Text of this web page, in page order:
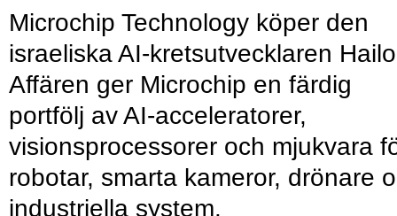
Microchip Technology köper den
israeliska AI-kretsutvecklaren
Affären ger Microchip en färdig
portfölj av AI-acceleratorer,
visionsprocessorer och mjukvara
robotar, smarta kameror, drönare
industriella system.